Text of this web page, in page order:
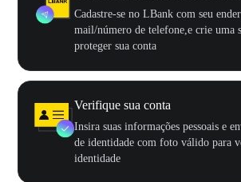
Cadastre-se no LBank com seu
mail/número de telefone,e crie uma
proteger sua conta
Verifique sua conta
Insira suas informações pessoais e
de identidade com foto válido para
identidade